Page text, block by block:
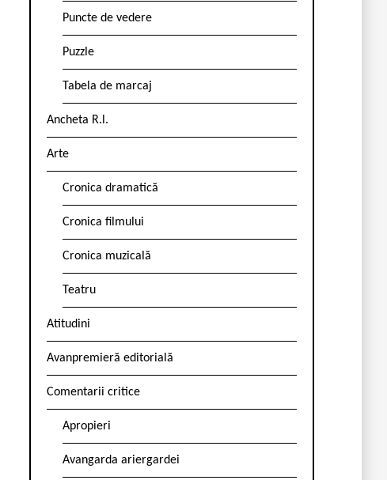
Puncte de vedere
Puzzle
Tabela de marcaj
Ancheta R.l.
Arte
Cronica dramatică
Cronica filmului
Cronica muzicală
Teatru
Atitudini
Avanpremieră editorială
Comentarii critice
Apropieri
Avangarda ariergardei